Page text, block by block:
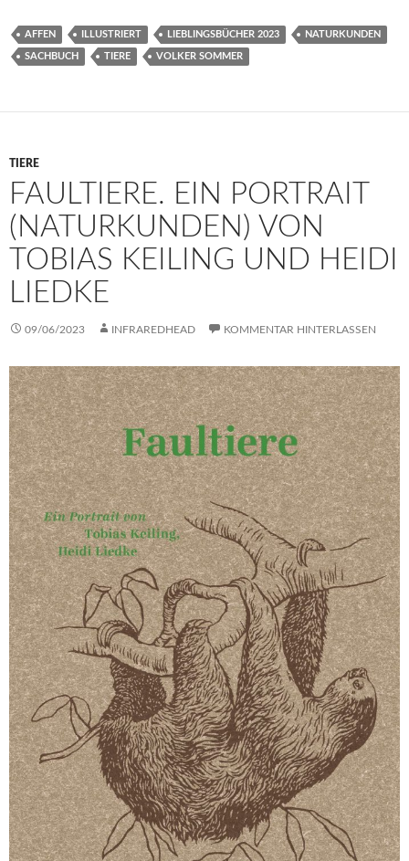
AFFEN ILLUSTRIERT LIEBLINGSBÜCHER 2023 NATURKUNDEN
SACHBUCH TIERE VOLKER SOMMER
TIERE
FAULTIERE. EIN PORTRAIT
(NATURKUNDEN) VON
TOBIAS KEILING UND HEIDI
LIEDKE
09/06/2023 INFRAREDHEAD KOMMENTAR HINTERLASSEN